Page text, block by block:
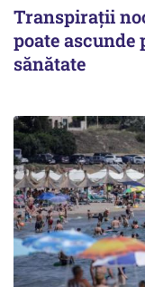
Transpirații
poate ascunde
sănătate